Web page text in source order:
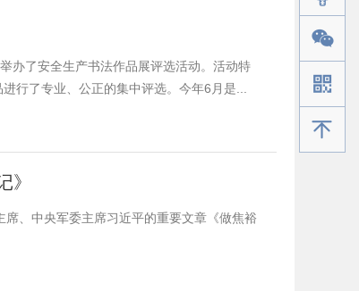
办了安全生产书法作品展评选活动。活动特
行了专业、公正的集中评选。今年6月是...
》
、中央军委主席习近平的重要文章《做焦裕
手机版